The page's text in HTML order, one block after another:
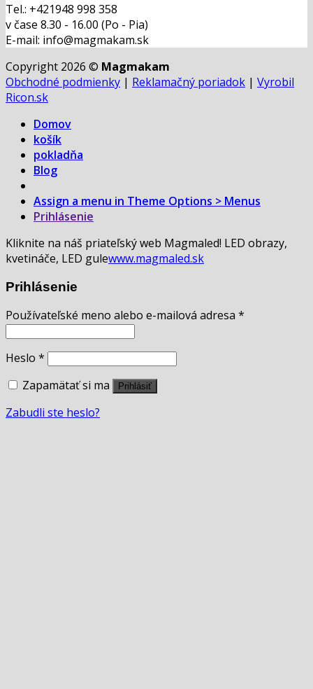
Tel.: +421948 998 358
v čase 8.30 - 16.00 (Po - Pia)
E-mail: info@magmakam.sk
Copyright 2026 © Magmakam
Obchodné podmienky | Reklamačný poriadok | Vyrobil
Ricon.sk
Domov
košík
pokladňa
Blog
Assign a menu in Theme Options > Menus
Prihlásenie
Kliknite na náš priateľský web Magmaled! LED obrazy,
kvetináče, LED gulewww.magmaled.sk
Prihlásenie
Používateľské meno alebo e-mailová adresa *
Heslo *
Zapamätať si ma
Prihlásiť
Zabudli ste heslo?